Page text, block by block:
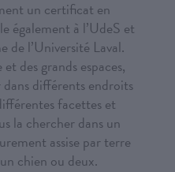
un certificat en
également à l’UdeS et
de l’Université Laval.
des grands espaces,
différents endroits
facettes et
la chercher dans un
assise par terre
chien ou deux.